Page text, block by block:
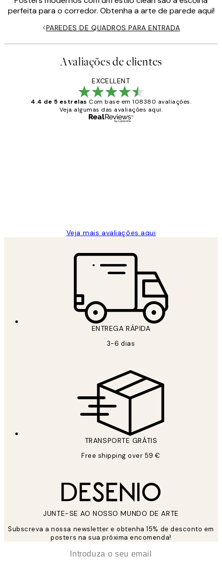
perfeita para o corredor. Obtenha a arte de parede aqui!
PAREDES DE QUADROS PARA ENTRADA
Avaliações de clientes
EXCELLENT
4.4 de 5 estrelas Com base em 108380 avaliações.
Veja algumas das avaliações aqui.
Veja mais avaliações aqui
ENTREGA RÁPIDA
3-6 dias
TRANSPORTE GRÁTIS
Free shipping over 59 €
JUNTE-SE AO NOSSO MUNDO DE ARTE
Subscreva a nossa newsletter e obtenha 15% de desconto em
posters na sua próxima encomenda!